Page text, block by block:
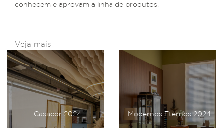
conhecem e aprovam a linha de produtos.
Veja mais
Casacor 2024 Modernos Eternos 2024